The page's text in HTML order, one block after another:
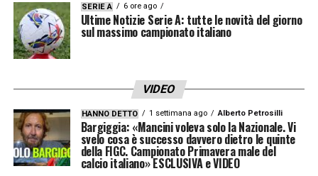
SERIE A 6 ore ago
Ultime Notizie Serie A: tutte le novità del giorno
sul massimo campionato italiano
VIDEO
HANNO DETTO 1 settimana ago Alberto Petrosilli
Bargiggia: «Mancini voleva solo la Nazionale. Vi
svelo cosa è successo davvero dietro le quinte
della FIGC. Campionato Primavera male del
calcio italiano» ESCLUSIVA e VIDEO